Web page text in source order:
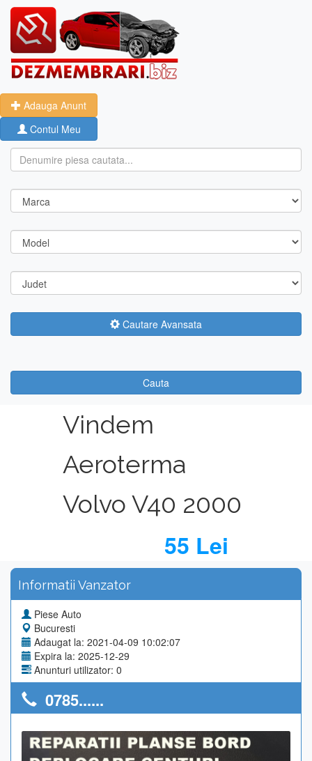
Adauga Anunt
Contul Meu
Cautare Avansata
Cauta
Vindem
Aeroterma
Volvo V40 2000
55 Lei
Informatii Vanzator
Piese Auto
Bucuresti
Adaugat la: 2021-04-09 10:02:07
Expira la: 2025-12-29
Anunturi utilizator: 0
0785......